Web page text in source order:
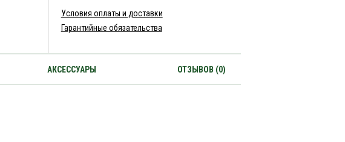
Условия оплаты и доставки
Гарантийные обязательства
АКСЕССУАРЫ ОТЗЫВОВ (0)